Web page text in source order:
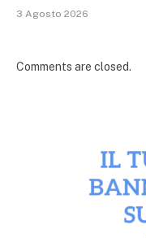
3 Agosto 2026
Comments are closed.